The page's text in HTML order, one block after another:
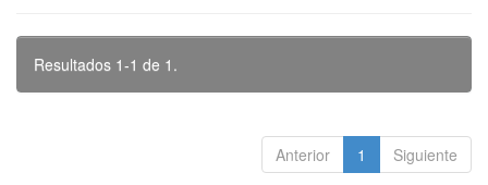
Resultados 1-1 de 1.
Anterior 1 Siguiente